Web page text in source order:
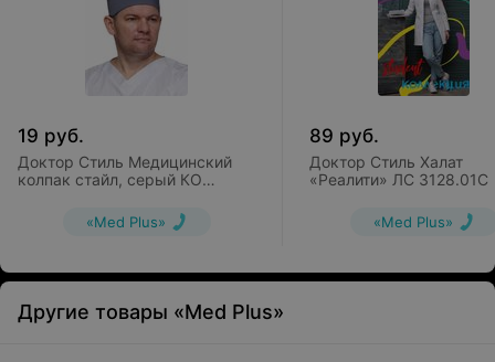
19 руб.
Доктор Стиль Медицинский
колпак стайл, серый КО
«Med Plus»
89 руб.
Доктор Стиль Халат
«Реалити» ЛС 3128.01С
«Med Plus»
Другие товары «Med Plus»